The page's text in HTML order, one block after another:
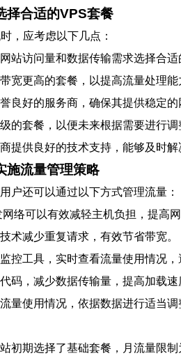
择合适的VPS套餐
，应考虑以下几点：
站访问量和数据传输需求选择合
宽更高的套餐，以提高流量处理能
良好的服务商，确保其提供稳定
的套餐，以便未来根据需要进行调
提供良好的技术支持，能够及时
施流量管理策略
户还可以通过以下方式管理流量：
络可以有效减轻主机负担，提高
术减少重复请求，有效节省带宽。
控工具，实时查看流量使用情况
码，减少数据传输量，提高加载速
量使用情况，依据数据进行适当调
初期选择了基础套餐，月流量限